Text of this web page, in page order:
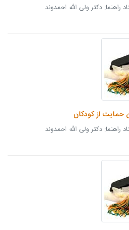
دکتر ولی الله احمدوند
حمایت از کودکان
دکتر ولی الله احمدوند